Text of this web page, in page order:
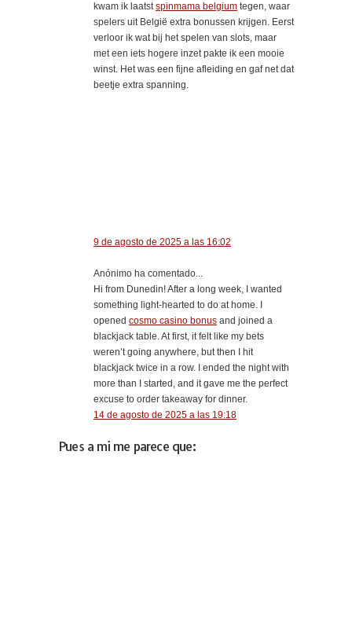
kwam ik laatstspinmama belgium tegen, waar
spelers uit België extra bonussen krijgen. Eerst
verloor ik wat bij het spelen van slots, maar
met een iets hogere inzet pakte ik een mooie
winst. Het was een fijne afleiding en gaf net dat
beetje extra spanning.
9 de agosto de 2025 a las 16:02
Anónimo ha comentado...
Hi from Dunedin! After a long week, I wanted
something light-hearted to do at home. I
opened cosmo casino bonus and joined a
blackjack table. At first, it felt like my bets
weren’t going anywhere, but then I hit
blackjack twice in a row. I ended the night with
more than I started, and it gave me the perfect
excuse to order takeaway for dinner.
14 de agosto de 2025 a las 19:18
Pues a mi me parece que: